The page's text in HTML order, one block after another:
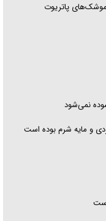
موشک‌های پاتریوت
نمی‌شود
و مایه شرم بوده است